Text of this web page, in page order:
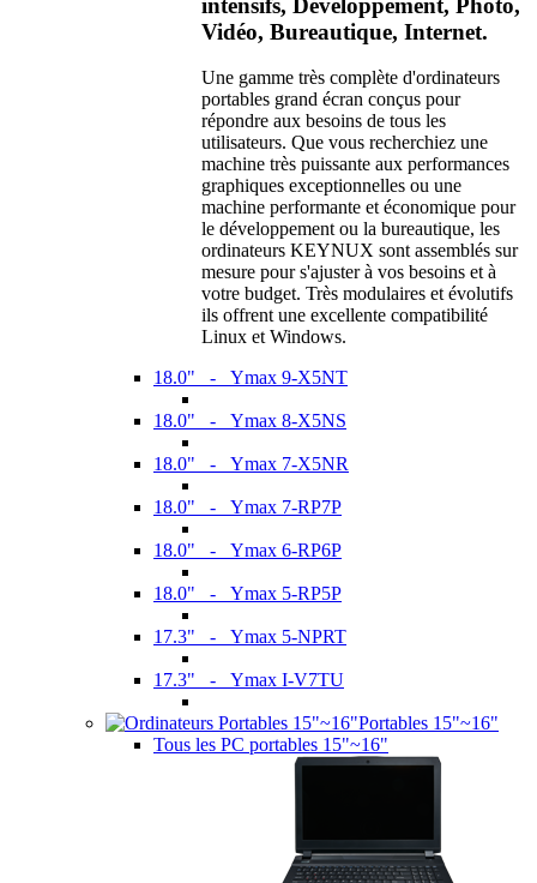
intensifs, Développement, Photo,
Vidéo, Bureautique, Internet.
Une gamme très complète d'ordinateurs
portables grand écran conçus pour
répondre aux besoins de tous les
utilisateurs. Que vous recherchiez une
machine très puissante aux performances
graphiques exceptionnelles ou une
machine performante et économique pour
le développement ou la bureautique, les
ordinateurs KEYNUX sont assemblés sur
mesure pour s'ajuster à vos besoins et à
votre budget. Très modulaires et évolutifs
ils offrent une excellente compatibilité
Linux et Windows.
18.0" - Ymax 9-X5NT
18.0" - Ymax 8-X5NS
18.0" - Ymax 7-X5NR
18.0" - Ymax 7-RP7P
18.0" - Ymax 6-RP6P
18.0" - Ymax 5-RP5P
17.3" - Ymax 5-NPRT
17.3" - Ymax I-V7TU
Portables 15"~16"
Tous les PC portables 15"~16"